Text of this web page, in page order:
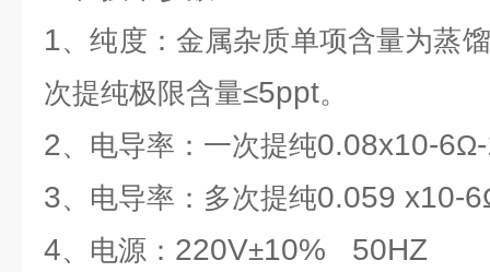
1、纯度：金属杂质单项含量为蒸
次提纯极限含量≤5ppt。
2、电导率：一次提纯0.08x10-6Ω
3、电导率：多次提纯0.059 x10-6
4、电源： 220V±10% 50HZ